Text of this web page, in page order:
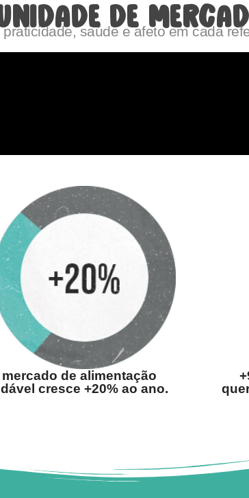
DE
saúde e afeto em cada
mercado de alimentação
cresce +20% ao ano.